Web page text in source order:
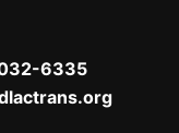
6335